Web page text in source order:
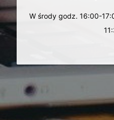
W środy godz. 16:00-